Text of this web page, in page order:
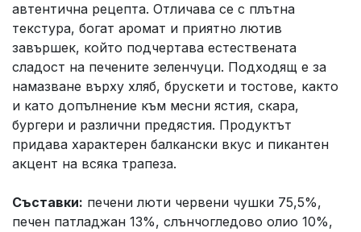
автентична рецепта. Отличава се с плътна
текстура, богат аромат и приятно лютив
завършек, който подчертава естествената
сладост на печените зеленчуци. Подходящ е за
намазване върху хляб, брускети и тостове, както
и като допълнение към месни ястия, скара,
бургери и различни предястия. Продуктът
придава характерен балкански вкус и пикантен
акцент на всяка трапеза.
Съставки: печени люти червени чушки 75,5%,
печен патладжан 13%, слънчогледово олио 10%,